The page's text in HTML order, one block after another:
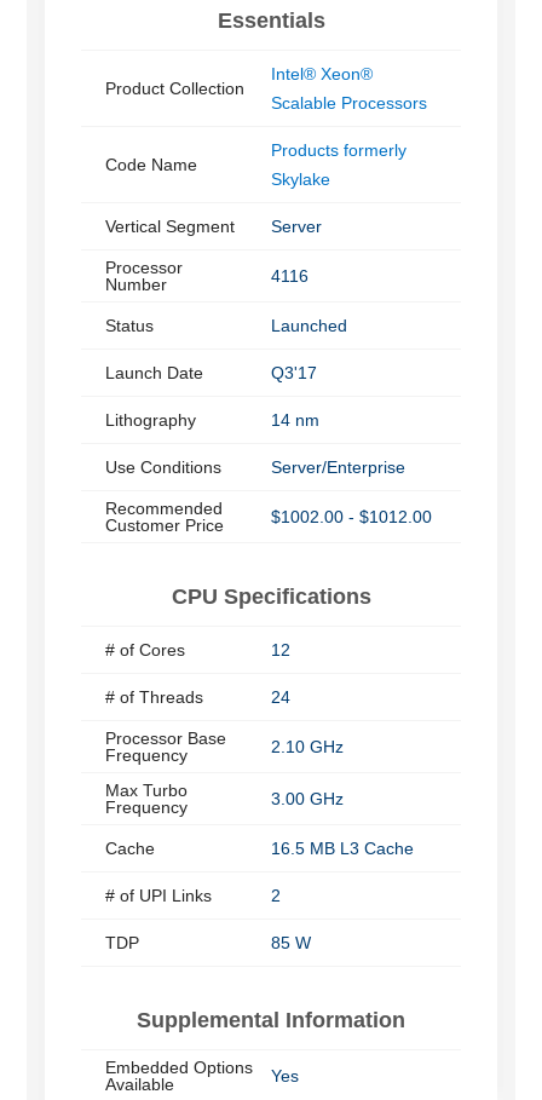
Essentials
Product Collection
Intel® Xeon®
Scalable Processors
Code Name
Products formerly
Skylake
Vertical Segment Server
Processor
Number
4116
Status Launched
Launch Date Q3'17
Lithography 14 nm
Use Conditions Server/Enterprise
Recommended
Customer Price
$1002.00 - $1012.00
CPU Specifications
# of Cores 12
# of Threads 24
Processor Base
Frequency
2.10 GHz
Max Turbo
Frequency
3.00 GHz
Cache 16.5 MB L3 Cache
# of UPI Links 2
TDP 85 W
Supplemental Information
Embedded Options
Available
Yes